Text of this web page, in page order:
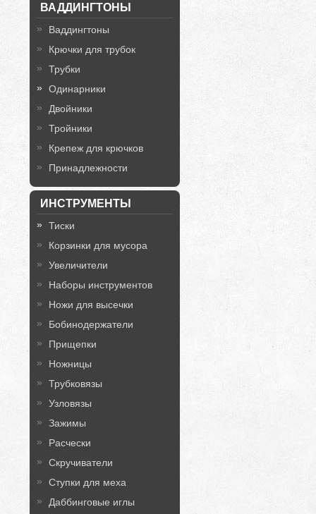
ВАДДИНГТОНЫ
Ваддингтоны
Крючки для трубок
Трубки
Одинарники
Двойники
Тройники
Крепеж для крючков
Принадлежности
ИНСТРУМЕНТЫ
Тиски
Корзинки для мусора
Увеличители
Наборы инструментов
Ножи для высечки
Бобинодержатели
Прищепки
Ножницы
Трубковязы
Узловязы
Зажимы
Расчески
Скручиватели
Ступки для меха
Даббинговые иглы